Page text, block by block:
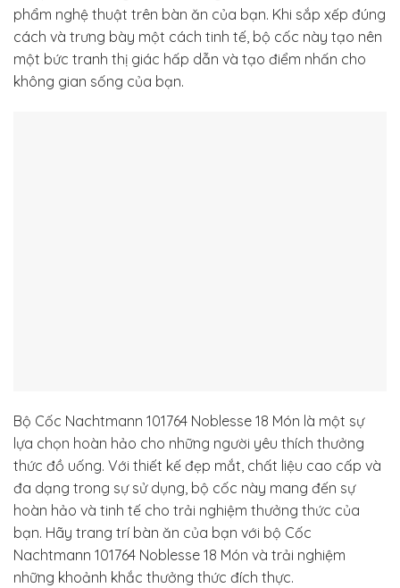
phẩm nghệ thuật trên bàn ăn của bạn. Khi sắp xếp đúng
cách và trưng bày một cách tinh tế, bộ cốc này tạo nên
một bức tranh thị giác hấp dẫn và tạo điểm nhấn cho
không gian sống của bạn.
Bộ Cốc Nachtmann 101764 Noblesse 18 Món là một sự
lựa chọn hoàn hảo cho những người yêu thích thưởng
thức đồ uống. Với thiết kế đẹp mắt, chất liệu cao cấp và
đa dạng trong sự sử dụng, bộ cốc này mang đến sự
hoàn hảo và tinh tế cho trải nghiệm thưởng thức của
bạn. Hãy trang trí bàn ăn của bạn với bộ Cốc
Nachtmann 101764 Noblesse 18 Món và trải nghiệm
những khoảnh khắc thưởng thức đích thực.